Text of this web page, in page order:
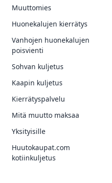
Muuttomies
Huonekalujen kierrätys
Vanhojen huonekalujen
poisvienti
Sohvan kuljetus
Kaapin kuljetus
Kierrätyspalvelu
Mitä muutto maksaa
Yksityisille
Huutokaupat.com
kotiinkuljetus